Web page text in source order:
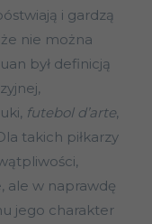
i gardzą
nie można
był definicją
futebol d’arte,
takich piłkarzy
ale w naprawdę
jego charakter